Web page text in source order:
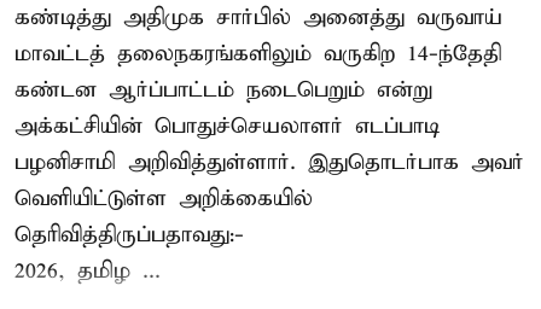
கண்டித்து அதிமுக சார்பில் அனைத்து வருவாய்
மாவட்டத் தலைநகரங்களிலும் வருகிற 14-ந்தேதி
கண்டன ஆர்ப்பாட்டம் நடைபெறும் என்று
அக்கட்சியின் பொதுச்செயலாளர் எடப்பாடி
பழனிசாமி அறிவித்துள்ளார். இதுதொடர்பாக அவர்
வெளியிட்டுள்ள அறிக்கையில்
தெரிவித்திருப்பதாவது:-
2026, தமிழ ...